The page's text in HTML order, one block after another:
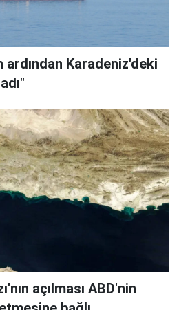
ardından Karadeniz'deki
açılması ABD'nin